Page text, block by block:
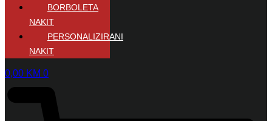
BORBOLETA
NAKIT
PERSONALIZIRANI
NAKIT
0,00 KM 0